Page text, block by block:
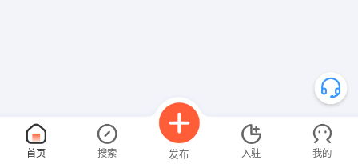
首页 搜索 发布 入驻 我的